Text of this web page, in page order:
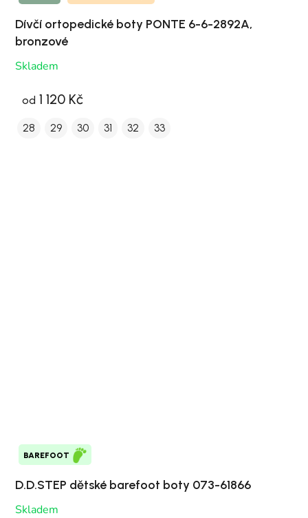
Dívčí ortopedické boty PONTE 6-6-2892A,
bronzové
Skladem
od 1 120 Kč
28 29 30 31 32 33
BAREFOOT
D.D.STEP dětské barefoot boty 073-61866
Skladem